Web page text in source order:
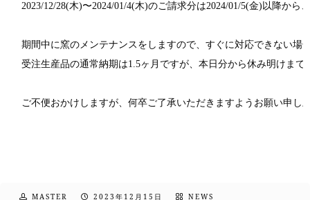
2023/12/28(木)〜2024/01/4(木)のご請求分は2024/01/5(金)以降から
期間中に窯のメンテナンスをしますので、すぐに対応できない場
受注生産品の通常納期は1.5ヶ月ですが、本日分から休み明けま
MASTER 2023年12月15日 NEWS